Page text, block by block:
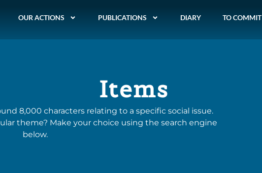
OUR ACTIONS PUBLICATIONS DIARY TO COMMIT
Items
8,000 characters relating to a specific social issue.
theme? Make your choice using the search engine
below.